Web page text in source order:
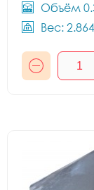
Объём
Вес: